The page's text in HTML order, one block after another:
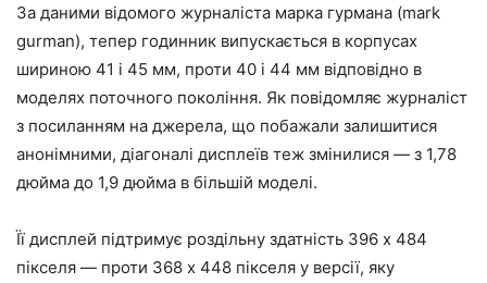
За даними відомого журналіста марка гурмана (mark
gurman), тепер годинник випускається в корпусах
шириною 41 і 45 мм, проти 40 і 44 мм відповідно в
моделях поточного покоління. Як повідомляє журналіст
з посиланням на джерела, що побажали залишитися
анонімними, діагоналі дисплеїв теж змінилися — з 1,78
дюйма до 1,9 дюйма в більшій моделі.
Її дисплей підтримує роздільну здатність 396 x 484
пікселя — проти 368 x 448 пікселя у версії, яку